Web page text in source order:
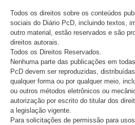
Todos os direitos sobre os conteúdos
sociais do Diário PcD, incluindo textos,
outro material, estão reservados e são
direitos autorais.
Todos os Direitos Reservados.
Nenhuma parte das publicações em
PcD devem ser reproduzidas,
qualquer forma ou por qualquer meio,
ou outros métodos eletrônicos ou
autorização por escrito do titular dos
a legislação vigente.
Para solicitações de permissão para